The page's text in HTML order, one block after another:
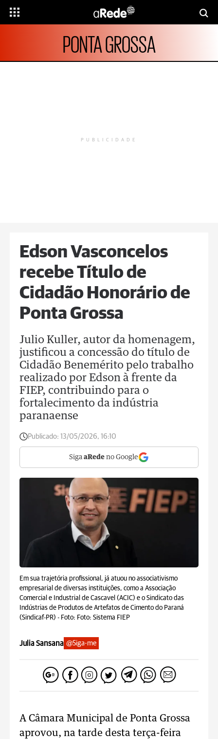
PONTA GROSSA
PUBLICIDADE
Edson Vasconcelos
recebe Título de
Cidadão Honorário de
Ponta Grossa
Julio Kuller, autor da homenagem,
justificou a concessão do título de
Cidadão Benemérito pelo trabalho
realizado por Edson à frente da
FIEP, contribuindo para o
fortalecimento da indústria
paranaense
Publicado: 13/05/2026, 16:10
Siga aRede no Google
Em sua trajetória profissional, já atuou no associativismo
empresarial de diversas instituições, como a Associação
Comercial e Industrial de Cascavel (ACIC) e o Sindicato das
Indústrias de Produtos de Artefatos de Cimento do Paraná
(Sindicaf-PR) - Foto: Foto: Sistema FIEP
Julia Sansana @Siga-me
A Câmara Municipal de Ponta Grossa
aprovou, na tarde desta terça-feira